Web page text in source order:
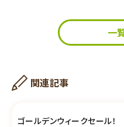
一
関連記事
ゴールデンウィークセール！